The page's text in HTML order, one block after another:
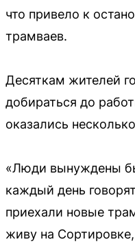
что привело к
трамваев.
Десяткам жителей
добираться до
оказались
«Люди вынуждены
каждый день
приехали новые
живу на